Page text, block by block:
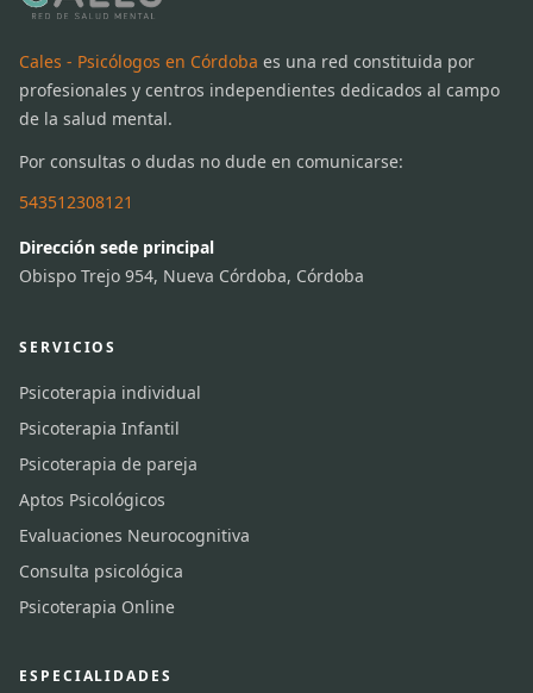
Cales - Psicólogos en Córdoba es una red constituida por
profesionales y centros independientes dedicados al campo
de la salud mental.
Por consultas o dudas no dude en comunicarse:
543512308121
Dirección sede principal
Obispo Trejo 954, Nueva Córdoba, Córdoba
SERVICIOS
Psicoterapia individual
Psicoterapia Infantil
Psicoterapia de pareja
Aptos Psicológicos
Evaluaciones Neurocognitiva
Consulta psicológica
Psicoterapia Online
ESPECIALIDADES